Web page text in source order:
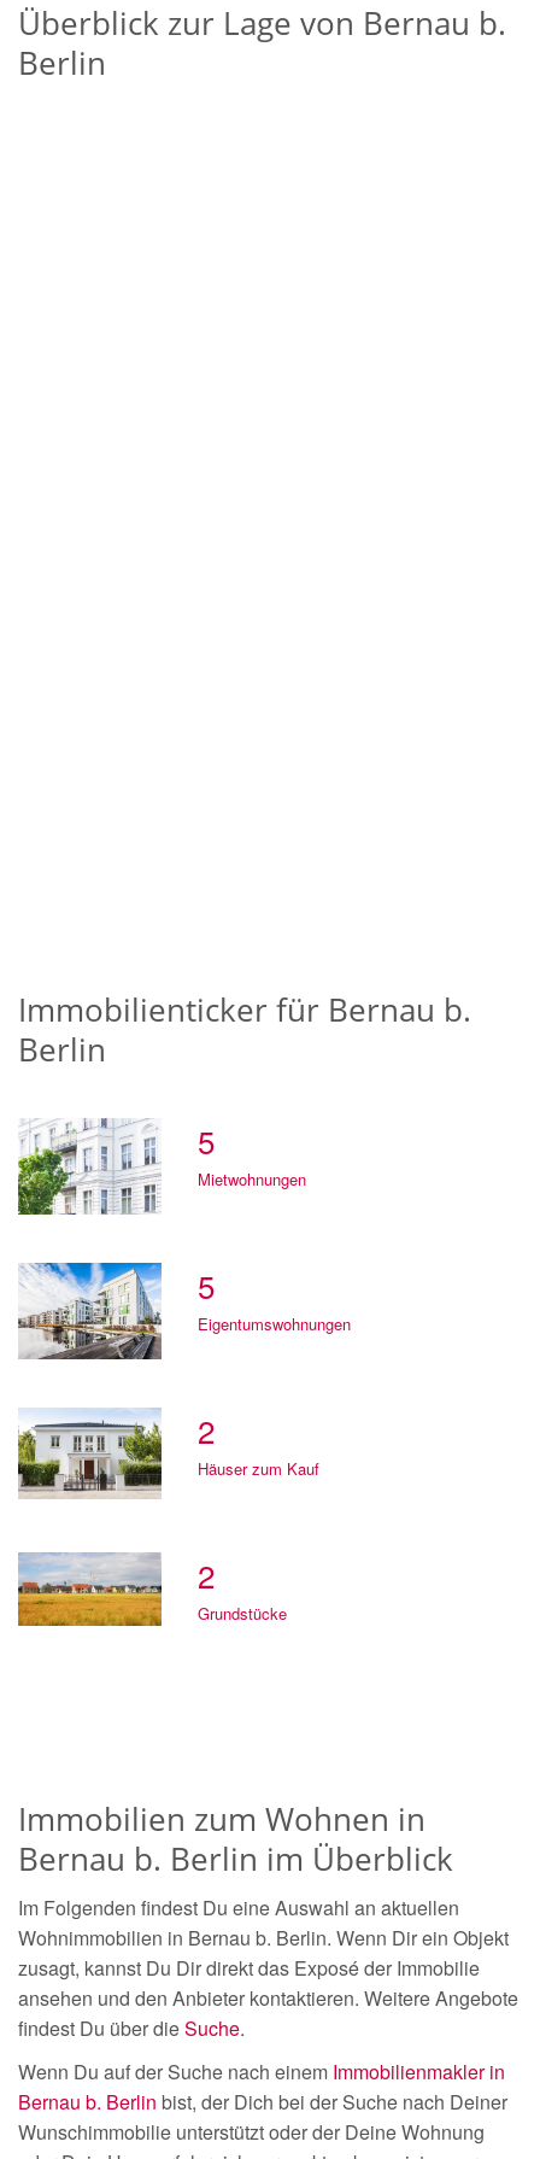
Überblick zur Lage von Bernau b.
Berlin
Immobilienticker für Bernau b.
Berlin
5
Mietwohnungen
5
Eigentumswohnungen
2
Häuser zum Kauf
2
Grundstücke
Immobilien zum Wohnen in
Bernau b. Berlin im Überblick
Im Folgenden findest Du eine Auswahl an aktuellen
Wohnimmobilien in Bernau b. Berlin. Wenn Dir ein Objekt
zusagt, kannst Du Dir direkt das Exposé der Immobilie
ansehen und den Anbieter kontaktieren. Weitere Angebote
findest Du über dieSuche.
Wenn Du auf der Suche nach einem Immobilienmakler in
Bernau b. Berlin bist, der Dich bei der Suche nach Deiner
Wunschimmobilie unterstützt oder der Deine Wohnung